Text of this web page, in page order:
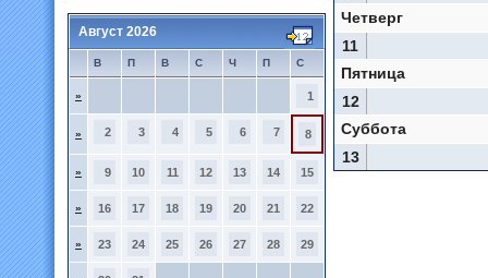
Август 2026
В П В С Ч П С
» 1
» 2 3 4 5 6 7 8
» 9 10 11 12 13 14 15
» 16 17 18 19 20 21 22
» 23 24 25 26 27 28 29
Четверг
11
Пятница
12
Суббота
13